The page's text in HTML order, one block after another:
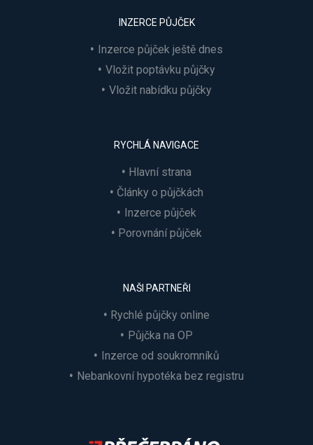
INZERCE PŮJČEK
Inzerce půjček ještě dnes
Vložit poptávku půjčky
Vložit nabídku půjčky
RYCHLÁ NAVIGACE
Hlavní strana
Články o půjčkách
Inzerce půjček
Porovnání půjček
NAŠI PARTNEŘI
Rychlé půjčky online
Půjčka na OP
Inzerce od soukromníků
Nebankovní hypotéka bez registru